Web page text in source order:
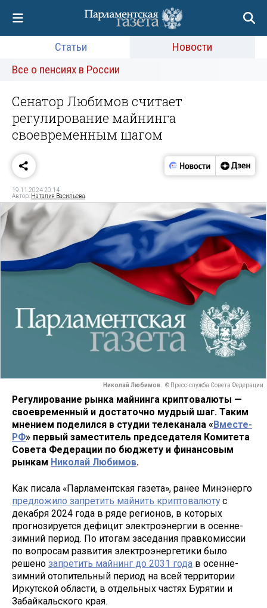
Статьи
Новости
Все о пенсиях в России
Сенатор Любимов считает
регулирование майнинга
своевременным шагом
19.11.2024 20:14
Автор: Наталия Васильева
Николай Любимов. © Пресс-служба Совета Федерации
Регулирование рынка майнинга криптовалюты —
своевременный и достаточно мудрый шаг. Таким
мнением поделился в студии телеканала «Вместе-
РФ» первый заместитель председателя Комитета
Совета Федерации по бюджету и финансовым
рынкам Николай Любимов.
Как писала «Парламентская газета», ранее Минэнерго
предложило запретить майнить криптовалюту с
декабря 2024 года в ряде регионов, в которых
прогнозируется дефицит электроэнергии в осенне-
зимний период. По итогам заседания правкомиссии
по вопросам развития электроэнергетики было
решено запретить майнинг до 2031 года в осенне-
зимний отопительный период на всей территории
Иркутской области, в отдельных частях Бурятии и
Забайкальского края.